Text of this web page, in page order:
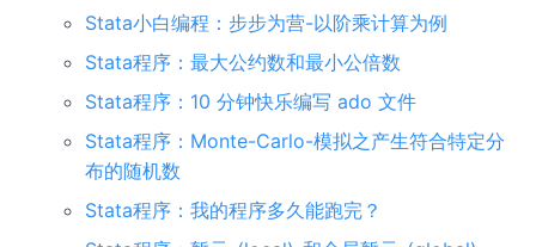
Stata小白编程：步步为营-以阶乘计算为例
Stata程序：最大公约数和最小公倍数
Stata程序：10 分钟快乐编写 ado 文件
Stata程序：Monte-Carlo-模拟之产生符合特定分
布的随机数
Stata程序：我的程序多久能跑完？